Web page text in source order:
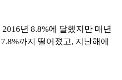
년 8.8%에 달했지만 매년
까지 떨어졌고, 지난해에